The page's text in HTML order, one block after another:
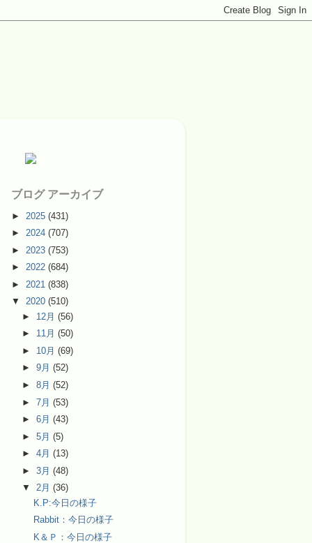
ブログ アーカイブ
► 2025 (431)
► 2024 (707)
► 2023 (753)
► 2022 (684)
► 2021 (838)
▼ 2020 (510)
► 12月(56)
► 11月(50)
► 10月(69)
►9月(52)
►8月(52)
►7月(53)
►6月(43)
►5月(5)
►4月(13)
►3月(48)
▼2月(36)
K.P:今日の様子
Rabbit：今日の様子
K＆Ｐ：今日の様子